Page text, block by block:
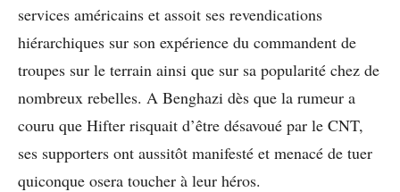
services américains et assoit ses revendications
hiérarchiques sur son expérience du commandent de
troupes sur le terrain ainsi que sur sa popularité chez de
nombreux rebelles. A Benghazi dès que la rumeur a
couru que Hifter risquait d’être désavoué par le CNT,
ses supporters ont aussitôt manifesté et menacé de tuer
quiconque osera toucher à leur héros.